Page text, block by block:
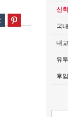
신
국
내
유
후